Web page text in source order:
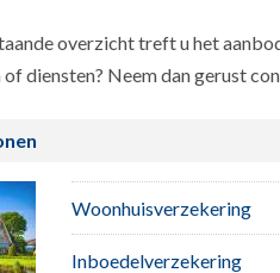
overzicht treft u het
diensten? Neem dan gerust
Woonhuisverzekering
Inboedelverzekering